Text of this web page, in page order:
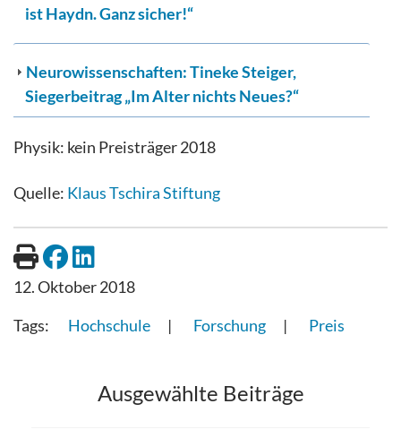
ist Haydn. Ganz sicher!“
Neurowissenschaften: Tineke Steiger,
Siegerbeitrag „Im Alter nichts Neues?“
Physik: kein Preisträger 2018
Quelle: Klaus Tschira Stiftung
12. Oktober 2018
Hochschule
Forschung Preis
Ausgewählte Beiträge